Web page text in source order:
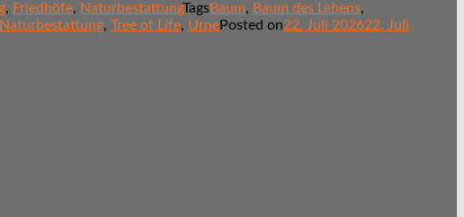
, Friedhöfe, NaturbestattungTagsBaum, Baum des Lebens,
Naturbestattung, Tree of Life, UrnePosted on22. Juli 202622. Juli